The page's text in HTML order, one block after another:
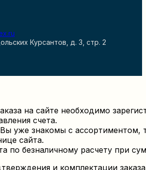
Курсантов, д. 3, стр. 2
на сайте необходимо
счета.
уже знакомы с ассортиментом,
сайта.
по безналичному расчету при
и комплектации